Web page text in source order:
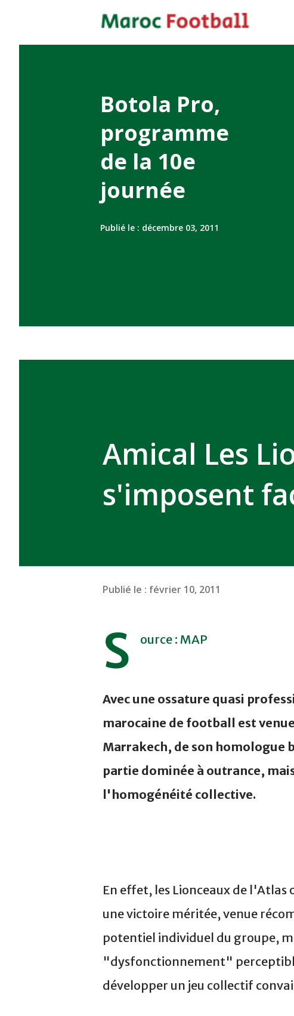
Botola Pro,
programme
de la 10e
journée
Publié le : décembre 03, 2011
Amical Les
s'imposent
Publié le : février 10, 2011
S ource : MAP
Avec une ossature quasi
marocaine de football est
Marrakech, de son homologue
partie dominée à outrance,
l'homogénéité collective.
En effet, les Lionceaux de l'Atlas
une victoire méritée, venue
potentiel individuel du groupe,
"dysfonctionnement"
développer un jeu collectif